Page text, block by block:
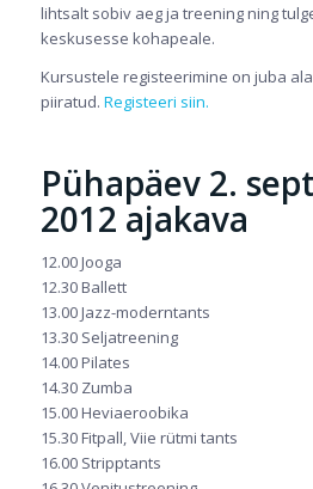
lihtsalt sobiv aeg ja treening ning
keskusesse kohapeale.
Kursustele registeerimine on juba
piiratud. Registeeri siin.
Pühapäev 2.
2012 ajakava
12.00 Jooga
12.30 Ballett
13.00 Jazz-moderntants
13.30 Seljatreening
14.00 Pilates
14.30 Zumba
15.00 Heviaeroobika
15.30 Fitpall, Viie rütmi tants
16.00 Stripptants